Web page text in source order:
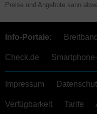
Preise und Angebote kann
Info-Portale:
Check.de
Impressum
Verfügbarkeit Tarife